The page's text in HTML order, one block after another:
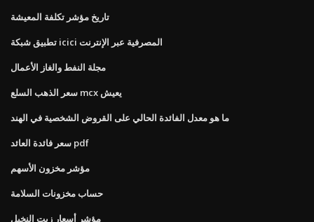
تاريخ مؤشر تكلفة المعيشة
تطبيق شبكة icici المصرفية عبر الإنترنت
مجلة النفط والغاز الأعمال
سعر الذهب السلع mcx يعيش
ما هو معدل الفائدة الحالي على القروض الشخصية في الهند
سعر فائدة العائد pdf
مؤشر مخزون الأسهم
حساب مخزونات السلامة
مؤشر أسعار زيت النخيل